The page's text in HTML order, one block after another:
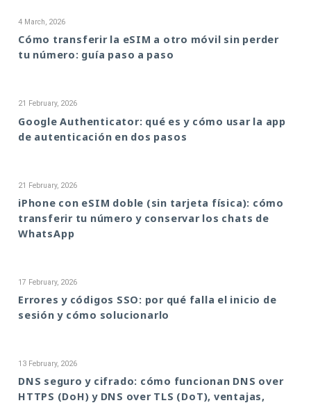
4 March, 2026
Cómo transferir la eSIM a otro móvil sin perder
tu número: guía paso a paso
21 February, 2026
Google Authenticator: qué es y cómo usar la app
de autenticación en dos pasos
21 February, 2026
iPhone con eSIM doble (sin tarjeta física): cómo
transferir tu número y conservar los chats de
WhatsApp
17 February, 2026
Errores y códigos SSO: por qué falla el inicio de
sesión y cómo solucionarlo
13 February, 2026
DNS seguro y cifrado: cómo funcionan DNS over
HTTPS (DoH) y DNS over TLS (DoT), ventajas,